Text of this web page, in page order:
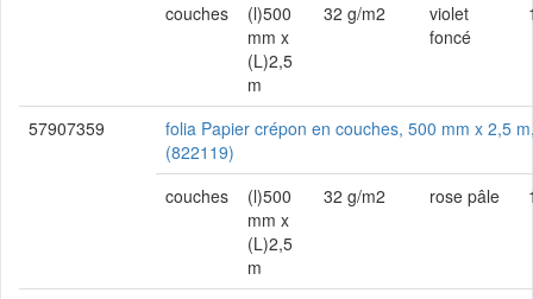
couches
(l)500
mm x
(L)2,5
m
32 g/m2
violet
foncé
57907359
folia Papier crépon en couches, 500 mm x 2,5
(822119)
couches
(l)500
mm x
(L)2,5
m
32 g/m2 rose pâle